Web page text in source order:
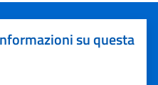
su questa